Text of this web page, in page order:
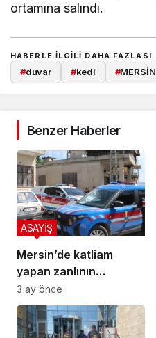
ortamına salındı.
HABERLE ILGILI DAHA FAZLASI
#duvar #kedi #MERSİN
Benzer Haberler
Mersin’de katliam
yapan zanlının
bulunduğu bölgeye
giden yol kapatıldı
ASAYİŞ
3 ay önce